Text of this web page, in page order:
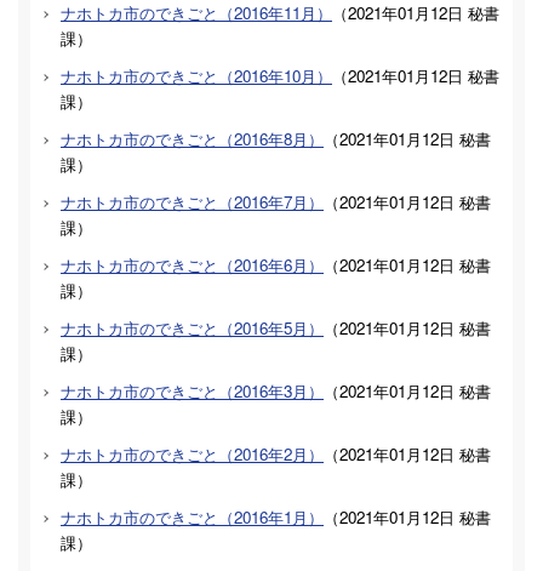
ナホトカ市のできごと（2016年11月）
（2021年01月12日 秘書
課）
ナホトカ市のできごと（2016年10月）
（2021年01月12日 秘書
課）
ナホトカ市のできごと（2016年8月）
（2021年01月12日 秘書
課）
ナホトカ市のできごと（2016年7月）
（2021年01月12日 秘書
課）
ナホトカ市のできごと（2016年6月）
（2021年01月12日 秘書
課）
ナホトカ市のできごと（2016年5月）
（2021年01月12日 秘書
課）
ナホトカ市のできごと（2016年3月）
（2021年01月12日 秘書
課）
ナホトカ市のできごと（2016年2月）
（2021年01月12日 秘書
課）
ナホトカ市のできごと（2016年1月）
（2021年01月12日 秘書
課）